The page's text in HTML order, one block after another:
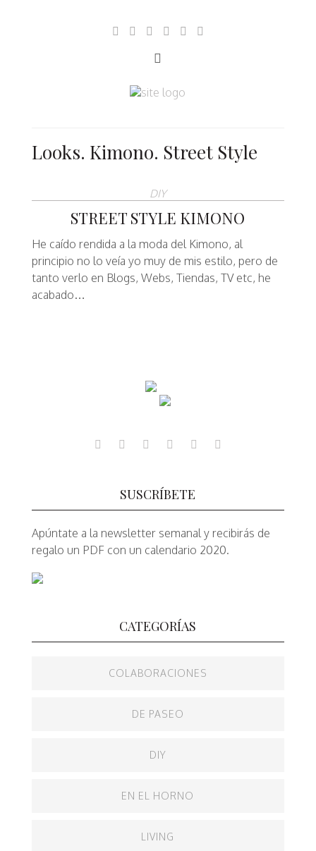
Looks. Kimono. Street Style
DIY
STREET STYLE KIMONO
He caído rendida a la moda del Kimono, al
principio no lo veía yo muy de mis estilo, pero de
tanto verlo en Blogs, Webs, Tiendas, TV etc, he
acabado…
SUSCRÍBETE
Apúntate a la newsletter semanal y recibirás de
regalo un PDF con un calendario 2020.
CATEGORÍAS
COLABORACIONES
DE PASEO
DIY
EN EL HORNO
LIVING